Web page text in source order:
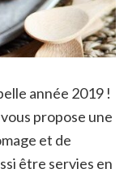
année 2019 !
propose une
et de
être servies en